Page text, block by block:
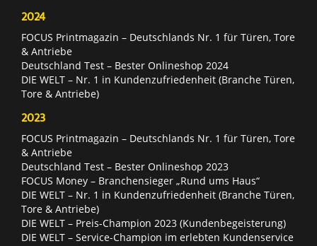
2024
FOCUS Printmagazin – Deutschlands Nr. 1 für Türen, Tore
& Antriebe
Deutschland Test – Bester Onlineshop 2024
DIE WELT – Nr. 1 in Kundenzufriedenheit (Branche Türen,
Tore & Antriebe)
2023
FOCUS Printmagazin – Deutschlands Nr. 1 für Türen, Tore
& Antriebe
Deutschland Test – Bester Onlineshop 2023
FOCUS Money – Branchensieger „Rund ums Haus“
DIE WELT – Nr. 1 in Kundenzufriedenheit (Branche Türen,
Tore & Antriebe)
DIE WELT – Preis-Champion 2023 (Kundenbegeisterung)
DIE WELT – Service-Champion im erlebten Kundenservice